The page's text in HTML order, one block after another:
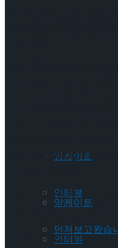
앙케이트
인터뷰
먼저보고왔습
Trending Tags
앙케이트
인터뷰
쇼트 프로그램 점수를 합
프리 스케이팅 후 신지아
프로그램에서 아주 만족
프리 스케이팅에서는 몇
수 있어 다행”이라고 경